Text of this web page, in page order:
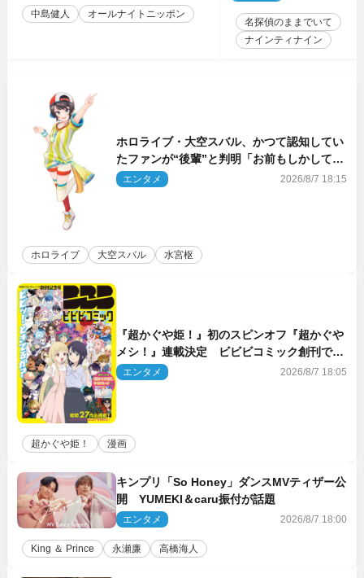
中島健人 オールナイトニッポン
名探偵のままでいて
ナインティナイン
ホロライブ・大空スバル、かつて認知してい
たファンが“後輩”と判明「お前もしかしてあ
のときの？」
エンタメ 2026/8/7 18:15
ホロライブ 大空スバル 水宮枢
『超かぐや姫！』初のスピンオフ『超かぐや
メシ！』連載決定 ビビビコミック創刊で31
作品一挙公開
エンタメ 2026/8/7 18:05
超かぐや姫！ 漫画
キンプリ「So Honey」ダンスMVティザー公
開 YUMEKI＆caru振付が話題
エンタメ 2026/8/7 18:00
King ＆ Prince 永瀬廉 高橋海人